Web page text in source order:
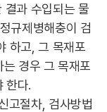
과 수입되는 물
규제병해충이 검
하고, 그 목재포
경우 그 목재포
한다.
고절차, 검사방법